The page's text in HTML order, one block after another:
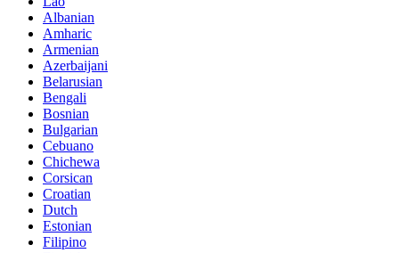
Albanian
Amharic
Armenian
Azerbaijani
Belarusian
Bengali
Bosnian
Bulgarian
Cebuano
Chichewa
Corsican
Croatian
Dutch
Estonian
Filipino